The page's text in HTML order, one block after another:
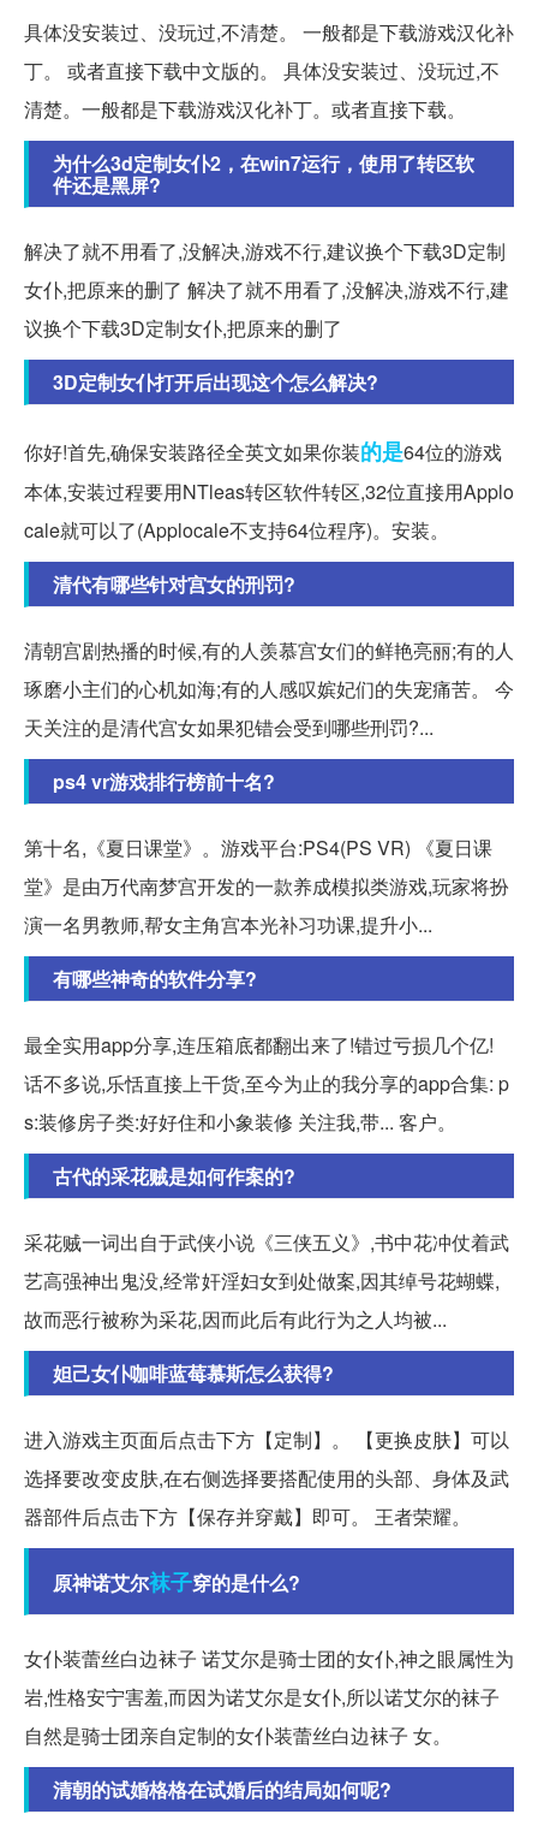
具体没安装过、没玩过,不清楚。 一般都是下载游戏汉化补
丁。 或者直接下载中文版的。 具体没安装过、没玩过,不
清楚。一般都是下载游戏汉化补丁。或者直接下载。
为什么3d定制女仆2，在win7运行，使用了转区软
件还是黑屏?
解决了就不用看了,没解决,游戏不行,建议换个下载3D定制
女仆,把原来的删了 解决了就不用看了,没解决,游戏不行,建
议换个下载3D定制女仆,把原来的删了
3D定制女仆打开后出现这个怎么解决?
你好!首先,确保安装路径全英文如果你装的是64位的游戏
本体,安装过程要用NTleas转区软件转区,32位直接用Applo
cale就可以了(Applocale不支持64位程序)。安装。
清代有哪些针对宫女的刑罚?
清朝宫剧热播的时候,有的人羡慕宫女们的鲜艳亮丽;有的人
琢磨小主们的心机如海;有的人感叹嫔妃们的失宠痛苦。 今
天关注的是清代宫女如果犯错会受到哪些刑罚?...
ps4 vr游戏排行榜前十名?
第十名,《夏日课堂》。游戏平台:PS4(PS VR) 《夏日课
堂》是由万代南梦宫开发的一款养成模拟类游戏,玩家将扮
演一名男教师,帮女主角宫本光补习功课,提升小...
有哪些神奇的软件分享?
最全实用app分享,连压箱底都翻出来了!错过亏损几个亿!
话不多说,乐恬直接上干货,至今为止的我分享的app合集: p
s:装修房子类:好好住和小象装修 关注我,带... 客户。
古代的采花贼是如何作案的?
采花贼一词出自于武侠小说《三侠五义》,书中花冲仗着武
艺高强神出鬼没,经常奸淫妇女到处做案,因其绰号花蝴蝶,
故而恶行被称为采花,因而此后有此行为之人均被...
妲己女仆咖啡蓝莓慕斯怎么获得?
进入游戏主页面后点击下方【定制】。 【更换皮肤】可以
选择要改变皮肤,在右侧选择要搭配使用的头部、身体及武
器部件后点击下方【保存并穿戴】即可。 王者荣耀。
原神诺艾尔袜子穿的是什么?
女仆装蕾丝白边袜子 诺艾尔是骑士团的女仆,神之眼属性为
岩,性格安宁害羞,而因为诺艾尔是女仆,所以诺艾尔的袜子
自然是骑士团亲自定制的女仆装蕾丝白边袜子 女。
清朝的试婚格格在试婚后的结局如何呢?